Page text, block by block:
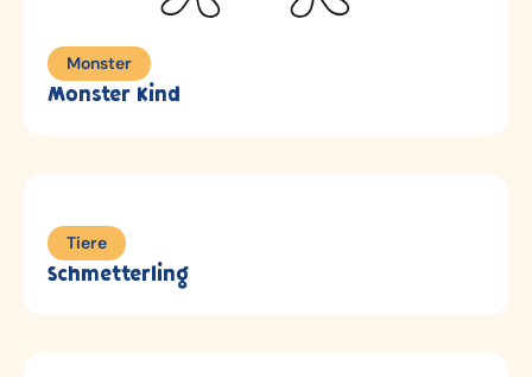
Monster
Monster Kind
Tiere
Schmetterling